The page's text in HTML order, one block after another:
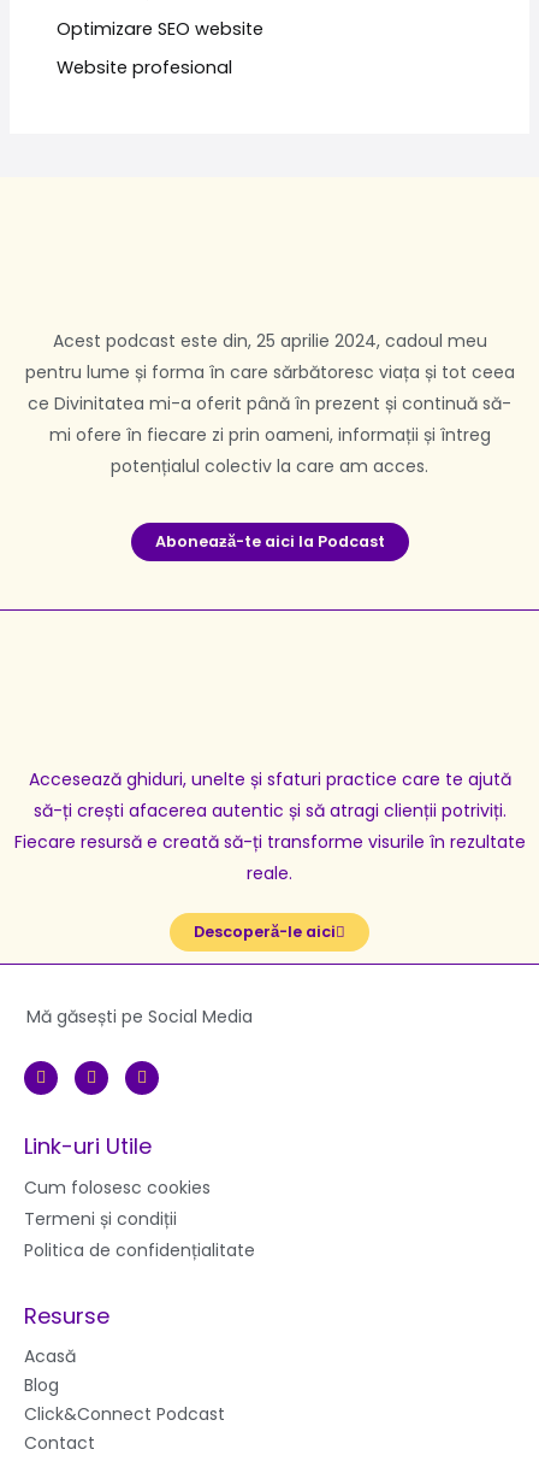
Optimizare SEO website
Website profesional
Acest podcast este din, 25 aprilie 2024, cadoul meu
pentru lume și forma în care sărbătoresc viața și tot ceea
ce Divinitatea mi-a oferit până în prezent și continuă să-
mi ofere în fiecare zi prin oameni, informații și întreg
potențialul colectiv la care am acces.
Aboneaƶă-te aici la Podcast
Accesează ghiduri, unelte și sfaturi practice care te ajută
să-ți crești afacerea autentic și să atragi clienții potriviți.
Fiecare resursă e creată să-ți transforme visurile în rezultate
reale.
Descoperă-le aici
Mă găsești pe Social Media
F
a
c
b
o
k
I
n
s
a
g
a
Y
o
u
u
b
Link-uri Utile
Cum folosesc cookies
Termeni și condiții
Politica de confidențialitate
Resurse
Acasă
Blog
Click&Connect Podcast
Contact